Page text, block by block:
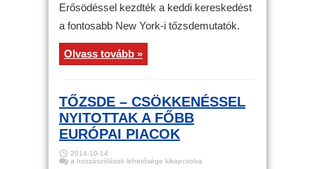
nyitás
New
bejegyzéshez
Erősödéssel kezdték a keddi kereskedést
a fontosabb New York-i tőzsdemutatók.
Olvass tovább »
TŐZSDE – CSÖKKENÉSSEL
NYITOTTAK A FŐBB
EURÓPAI PIACOK
2014-10-14
Tőzsde
a hozzászólások lehetősége kikapcsolva